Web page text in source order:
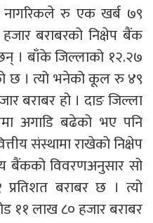
नागरिकले रु एक खर्ब ७९
बराबरको निक्षेप बैंक
। बाँके जिल्लाको १२.२७
छ । त्यो भनेको कूल रु ४९
बराबर हो । दाङ जिल्ला
अगाडि बढेको भए पनि
संस्थामा राखेको निक्षेप
बैंकको विवरणअनुसार सो
प्रतिशत बराबर छ । त्यो
११ लाख ८० हजार बराबर